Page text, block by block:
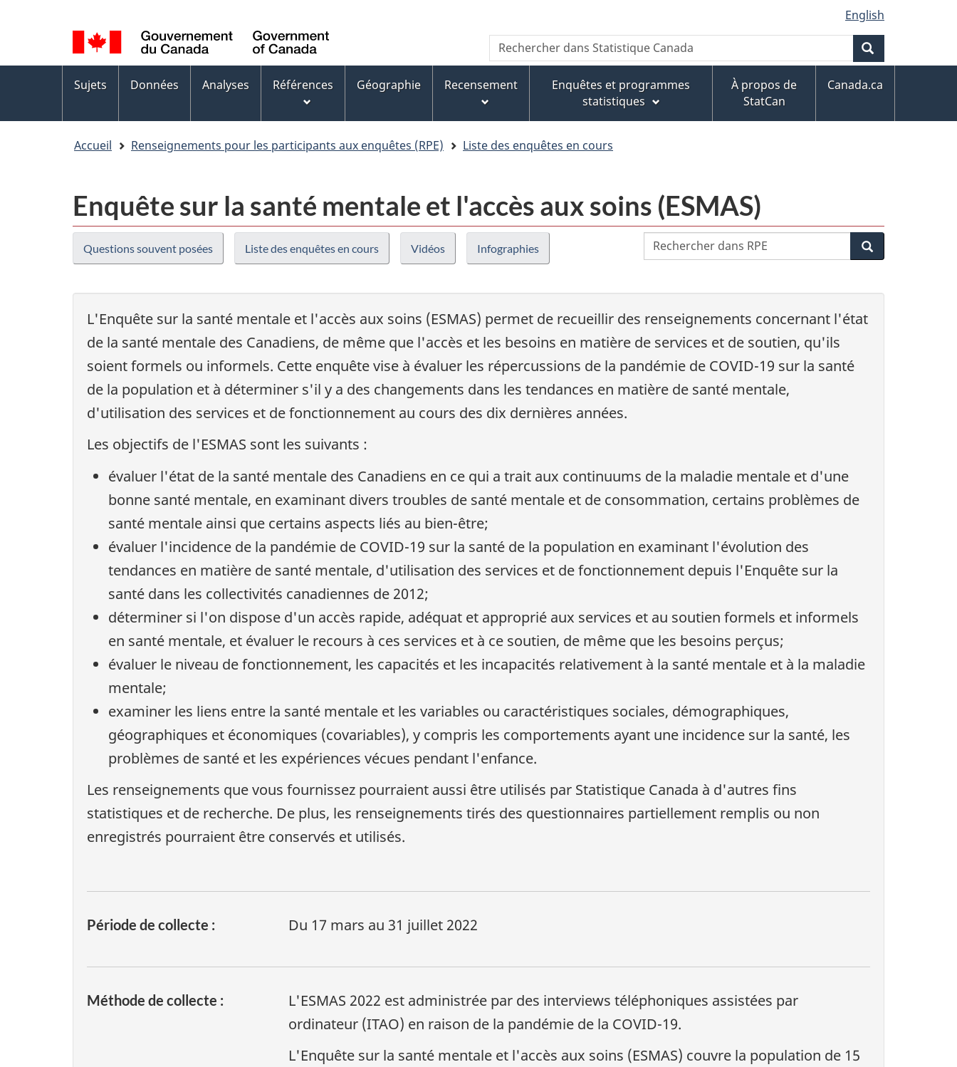
au
contenu
principal
au
pied
de
page
version
HTML
simplifiée
de
la
langue
Language
switcher
English
WxT
Search
form
Rechercher
dans
Canada
Menus
des
sujets
Sujets Données Analyses Références Géographie Recensement
Enquêtes et programmes
statistiques
À propos de
StatCan
Canada.ca
Accueil Renseignements pour les participants aux enquêtes (RPE) Liste des enquêtes en cours
Enquête sur la santé mentale et l'accès aux soins (ESMAS)
Questions souvent posées Liste des enquêtes en cours Vidéos Infographies
Rechercher
dans
pour
participants
aux
L'Enquête sur la santé mentale et l'accès aux soins (ESMAS) permet de recueillir des renseignements concernant l'état
de la santé mentale des Canadiens, de même que l'accès et les besoins en matière de services et de soutien, qu'ils
soient formels ou informels. Cette enquête vise à évaluer les répercussions de la pandémie de COVID-19 sur la santé
de la population et à déterminer s'il y a des changements dans les tendances en matière de santé mentale,
d'utilisation des services et de fonctionnement au cours des dix dernières années.
Les objectifs de l'ESMAS sont les suivants :
évaluer l'état de la santé mentale des Canadiens en ce qui a trait aux continuums de la maladie mentale et d'une
bonne santé mentale, en examinant divers troubles de santé mentale et de consommation, certains problèmes de
santé mentale ainsi que certains aspects liés au bien-être;
évaluer l'incidence de la pandémie de COVID-19 sur la santé de la population en examinant l'évolution des
tendances en matière de santé mentale, d'utilisation des services et de fonctionnement depuis l'Enquête sur la
santé dans les collectivités canadiennes de 2012;
déterminer si l'on dispose d'un accès rapide, adéquat et approprié aux services et au soutien formels et informels
en santé mentale, et évaluer le recours à ces services et à ce soutien, de même que les besoins perçus;
évaluer le niveau de fonctionnement, les capacités et les incapacités relativement à la santé mentale et à la maladie
mentale;
examiner les liens entre la santé mentale et les variables ou caractéristiques sociales, démographiques,
géographiques et économiques (covariables), y compris les comportements ayant une incidence sur la santé, les
problèmes de santé et les expériences vécues pendant l'enfance.
Les renseignements que vous fournissez pourraient aussi être utilisés par Statistique Canada à d'autres fins
statistiques et de recherche. De plus, les renseignements tirés des questionnaires partiellement remplis ou non
enregistrés pourraient être conservés et utilisés.
Période de collecte : Du 17 mars au 31 juillet 2022
Méthode de collecte :
L'ESMAS 2022 est administrée par des interviews téléphoniques assistées par
ordinateur (ITAO) en raison de la pandémie de la COVID-19.
L'Enquête sur la santé mentale et l'accès aux soins (ESMAS) couvre la population de 15